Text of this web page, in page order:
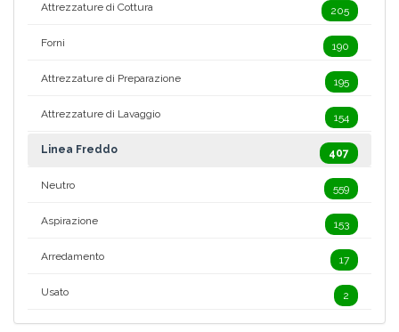
Attrezzature di Cottura 205
Forni 190
Attrezzature di Preparazione 195
Attrezzature di Lavaggio 154
Linea Freddo 407
Neutro 559
Aspirazione 153
Arredamento 17
Usato 2